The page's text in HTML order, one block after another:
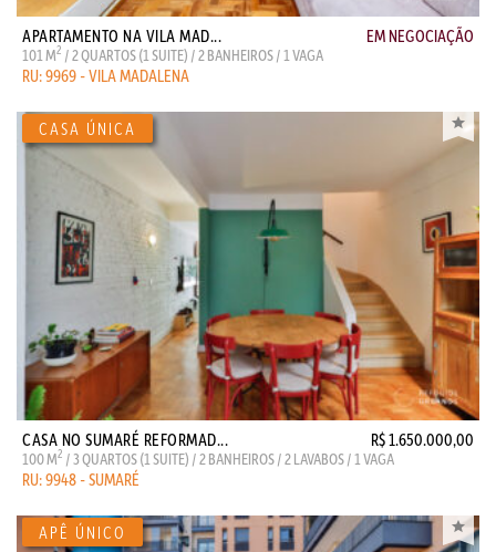
APARTAMENTO NA VILA MAD... EM NEGOCIAÇÃO
101 M2 / 2 QUARTOS (1 SUITE) / 2 BANHEIROS / 1 VAGA
RU: 9969 - VILA MADALENA
CASA NO SUMARÉ REFORMAD... R$ 1.650.000,00
100 M2 / 3 QUARTOS (1 SUITE) / 2 BANHEIROS / 2 LAVABOS / 1 VAGA
RU: 9948 - SUMARÉ